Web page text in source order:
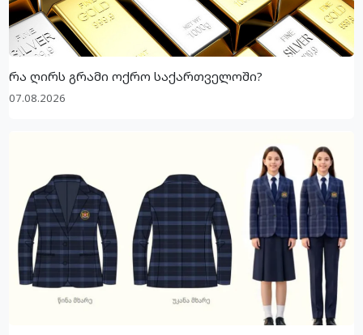
რა ღირს გრამი ოქრო საქართველოში?
07.08.2026